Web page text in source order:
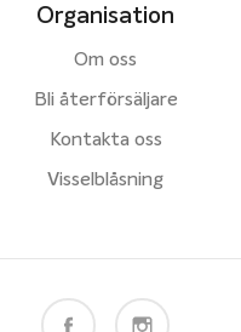
Organisation
Om oss
Bli återförsäljare
Kontakta oss
Visselblåsning